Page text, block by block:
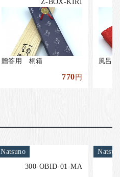
贈答用 桐箱
770円
風呂
Natsuno
300-OBID-01-MA